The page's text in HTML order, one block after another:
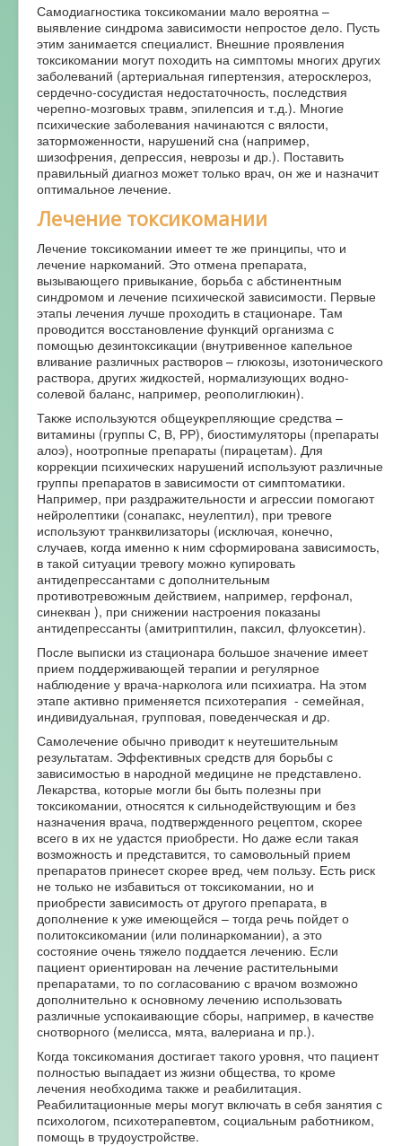
Самодиагностика токсикомании мало вероятна –
выявление синдрома зависимости непростое дело. Пусть
этим занимается специалист. Внешние проявления
токсикомании могут походить на симптомы многих других
заболеваний (артериальная гипертензия, атеросклероз,
сердечно-сосудистая недостаточность, последствия
черепно-мозговых травм, эпилепсия и т.д.). Многие
психические заболевания начинаются с вялости,
заторможенности, нарушений сна (например,
шизофрения, депрессия, неврозы и др.). Поставить
правильный диагноз может только врач, он же и назначит
оптимальное лечение.
Лечение токсикомании
Лечение токсикомании имеет те же принципы, что и
лечение наркоманий. Это отмена препарата,
вызывающего привыкание, борьба с абстинентным
синдромом и лечение психической зависимости. Первые
этапы лечения лучше проходить в стационаре. Там
проводится восстановление функций организма с
помощью дезинтоксикации (внутривенное капельное
вливание различных растворов – глюкозы, изотонического
раствора, других жидкостей, нормализующих водно-
солевой баланс, например, реополиглюкин).
Также используются общеукрепляющие средства –
витамины (группы С, В, РР), биостимуляторы (препараты
алоэ), ноотропные препараты (пирацетам). Для
коррекции психических нарушений используют различные
группы препаратов в зависимости от симптоматики.
Например, при раздражительности и агрессии помогают
нейролептики (сонапакс, неулептил), при тревоге
используют транквилизаторы (исключая, конечно,
случаев, когда именно к ним сформирована зависимость,
в такой ситуации тревогу можно купировать
антидепрессантами с дополнительным
противотревожным действием, например, герфонал,
синекван ), при снижении настроения показаны
антидепрессанты (амитриптилин, паксил, флуоксетин).
После выписки из стационара большое значение имеет
прием поддерживающей терапии и регулярное
наблюдение у врача-нарколога или психиатра. На этом
этапе активно применяется психотерапия - семейная,
индивидуальная, групповая, поведенческая и др.
Самолечение обычно приводит к неутешительным
результатам. Эффективных средств для борьбы с
зависимостью в народной медицине не представлено.
Лекарства, которые могли бы быть полезны при
токсикомании, относятся к сильнодействующим и без
назначения врача, подтвержденного рецептом, скорее
всего в их не удастся приобрести. Но даже если такая
возможность и представится, то самовольный прием
препаратов принесет скорее вред, чем пользу. Есть риск
не только не избавиться от токсикомании, но и
приобрести зависимость от другого препарата, в
дополнение к уже имеющейся – тогда речь пойдет о
политоксикомании (или полинаркомании), а это
состояние очень тяжело поддается лечению. Если
пациент ориентирован на лечение растительными
препаратами, то по согласованию с врачом возможно
дополнительно к основному лечению использовать
различные успокаивающие сборы, например, в качестве
снотворного (мелисса, мята, валериана и пр.).
Когда токсикомания достигает такого уровня, что пациент
полностью выпадает из жизни общества, то кроме
лечения необходима также и реабилитация.
Реабилитационные меры могут включать в себя занятия с
психологом, психотерапевтом, социальным работником,
помощь в трудоустройстве.